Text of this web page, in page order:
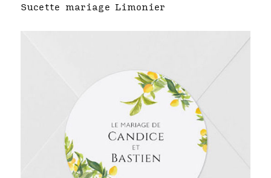
Sucette mariage Limonier